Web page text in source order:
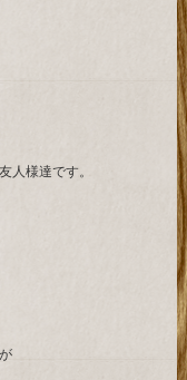
人様達です。